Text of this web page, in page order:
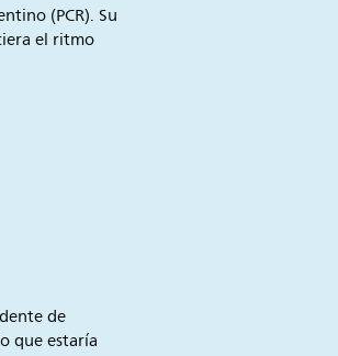
(PCR). Su
el ritmo
de
que estaría